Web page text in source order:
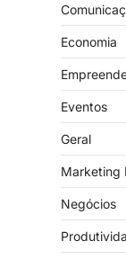
Economia
Eventos
Geral
Marketing
Negócios